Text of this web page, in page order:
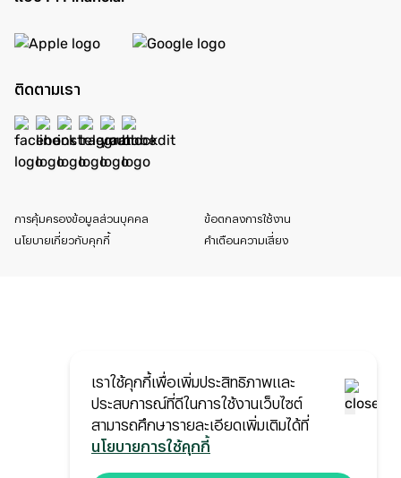
เราใช้คุกกี้เพื่อเพิ่มประสิทธิภาพและ
ประสบการณ์ที่ดีในการใช้งานเว็บไซต์
สามารถศึกษารายละเอียดเพิ่มเติมได้ที่
นโยบายการใช้คุกกี้
ติดตามเรา
การคุ้มครองข้อมูลส่วนบุคคล
ข้อตกลงการใช้งาน
นโยบายเกี่ยวกับคุกกี้
คำเตือนความเสี่ยง